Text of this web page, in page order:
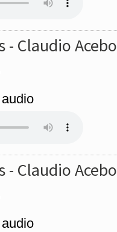
- Claudio Acebo
- Claudio Acebo